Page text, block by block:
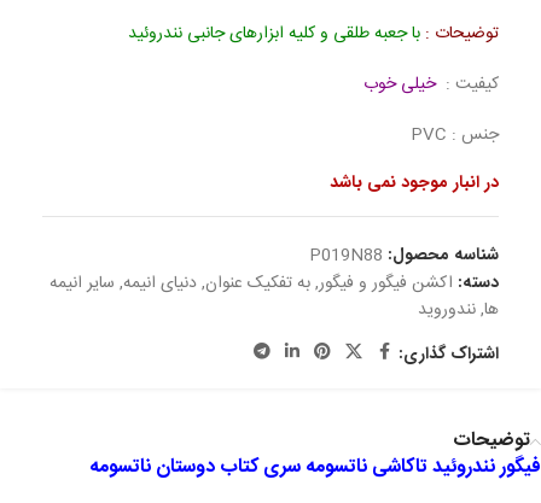
توضیحات : با جعبه طلقی و کلیه ابزارهای جانبی نندروئید
کیفیت : خیلی خوب
جنس : PVC
در انبار موجود نمی باشد
شناسه محصول: P019N88
دسته: اکشن فیگور و فیگور,به تفکیک عنوان,دنیای انیمه, سایر انیمه
ها,نندوروید
اشتراک گذاری:
توضیحات
فیگور نندروئید تاکاشی ناتسومه سری کتاب دوستان ناتسومه